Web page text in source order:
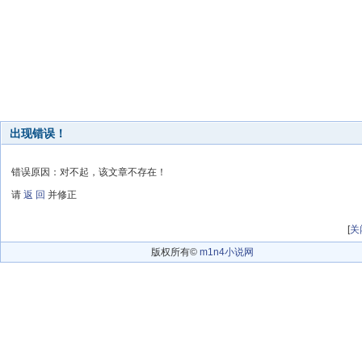
出现错误！
错误原因：对不起，该文章不存在！
请 返 回 并修正
[关
版权所有© m1n4小说网